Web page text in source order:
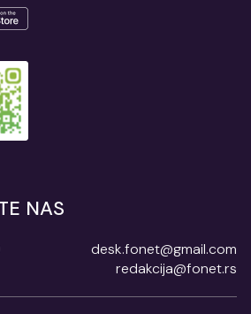
NAS
desk.fonet@gmail.com
redakcija@fonet.rs